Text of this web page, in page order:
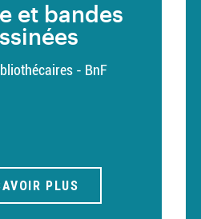
et bandes
- BnF
PLUS